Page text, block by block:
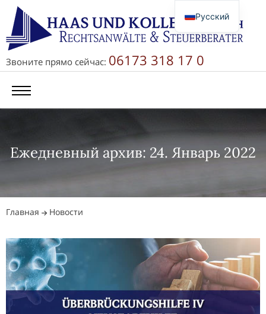
Звоните прямо сейчас: 06173 318 17 0
Ежедневный архив: 24. Январь 2022
Главная Новости
Русский
Deutsch
English
简体中文